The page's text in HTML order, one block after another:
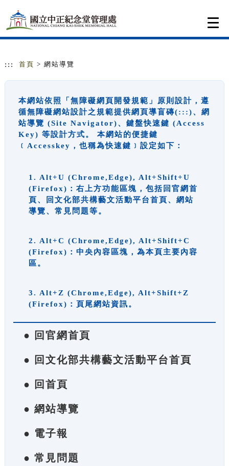
::: 首頁 > 網站導覽
本網站依照「無障礙網頁開發規範」原則設計，遵
循無障礙網站設計之規範提供網頁導盲磚(:::)、網
站導覽 (Site Navigator)、鍵盤快速鍵 (Access
Key) 等設計方式。 本網站的便捷鍵
﹝Accesskey，也稱為快速鍵﹞設定如下：
1. Alt+U (Chrome,Edge), Alt+Shift+U
(Firefox)：右上方功能區塊，包括回官網首
頁、回文化部共構藝文活動平台首頁、網站
導覽、常見問題等。
2. Alt+C (Chrome,Edge), Alt+Shift+C
(Firefox)：中央內容區塊，為本頁主要內容
區。
3. Alt+Z (Chrome,Edge), Alt+Shift+Z
(Firefox)：頁尾網站資訊。
● 回官網首頁
● 回文化部共構藝文活動平台首頁
● 回首頁
● 網站導覽
● 電子報
● 常見問題